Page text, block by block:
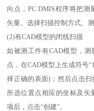
向点，PC DMIS程序将把
矢量。选择扫描控制方式、
(2)有CAD模型的闭线扫描
如被测工件有CAD模型，测
点，在CAD模型上生成符号
择正确的表面)；然后点击
所选位置点相应的坐标及矢
项后，点击“创建”。